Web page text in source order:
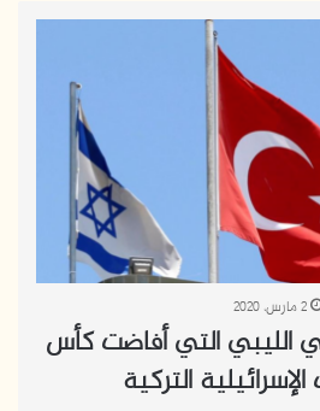
2 مارس، 2020
الليبي التي أفاضت كأس
التركية